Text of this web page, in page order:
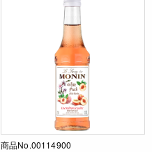
商品No.00114900